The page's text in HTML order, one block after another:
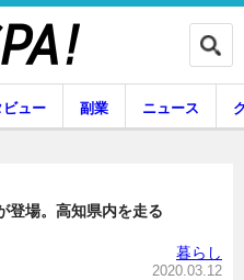
専門家インタビュー
ビュー 副業 ニュース
登場。高知県内を走る
暮らし
2020.03.12